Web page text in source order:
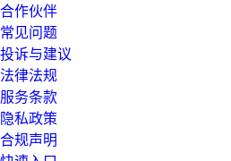
合作伙伴
常见问题
投诉与建议
法律法规
服务条款
隐私政策
合规声明